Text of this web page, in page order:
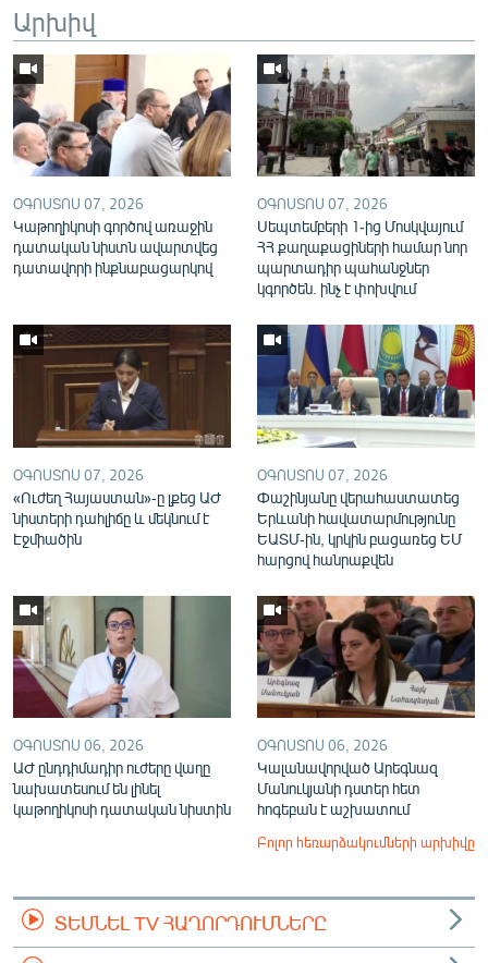
Русский
ՀԵՏԵՎԵՔ ՄԵԶ
«Ազատության» բոլոր կայքերը
Արխիվ
ՕԳՈՍՏՈՍ 07, 2026
Կաթողիկոսի գործով առաջին
դատական նիստն ավարտվեց
դատավորի ինքնաբացարկով
ՕԳՈՍՏՈՍ 07, 2026
Սեպտեմբերի 1-ից Մոսկվայում
ՀՀ քաղաքացիների համար նոր
պարտադիր պահանջներ
կգործեն. ինչ է փոխվում
ՕԳՈՍՏՈՍ 07, 2026
«Ուժեղ Հայաստան»-ը լքեց ԱԺ
նիստերի դահլիճը և մեկնում է
Էջմիածին
ՕԳՈՍՏՈՍ 07, 2026
Փաշինյանը վերահաստատեց
Երևանի հավատարմությունը
ԵԱՏՄ-ին, կրկին բացառեց ԵՄ
հարցով հանրաքվեն
ՕԳՈՍՏՈՍ 06, 2026
ԱԺ ընդդիմադիր ուժերը վաղը
նախատեսում են լինել
կաթողիկոսի դատական նիստին
ՕԳՈՍՏՈՍ 06, 2026
Կալանավորված Արեգնազ
Մանուկյանի դստեր հետ
հոգեբան է աշխատում
Բոլոր հեռարձակումների արխիվը
ՏԵՍՆԵԼ TV ՀԱՂՈՐԴՈՒՄՆԵՐԸ